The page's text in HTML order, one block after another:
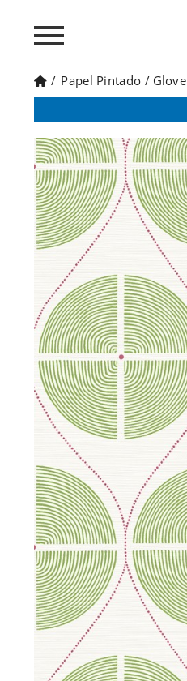
/ Papel Pintado /